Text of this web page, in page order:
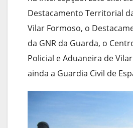
Destacamento Territorial
Vilar Formoso, o
da GNR da Guarda, o
Policial e Aduaneira de
ainda a Guardia Civil de